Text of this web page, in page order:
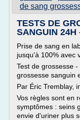
de sang
TESTS DE
SANGUIN
Prise de sang en
jusqu'à 100% avec
Test de grossesse
grossesse sanguin
Par Éric Tremblay,
Vos règles sont en
symptômes : seins
envie d'uriner plus